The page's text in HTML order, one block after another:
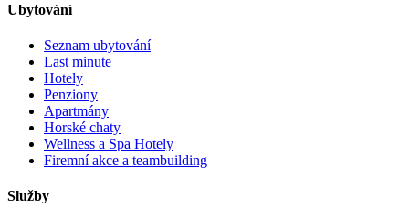
Ubytování
Seznam ubytování
Last minute
Hotely
Penziony
Apartmány
Horské chaty
Wellness a Spa Hotely
Firemní akce a teambuilding
Služby